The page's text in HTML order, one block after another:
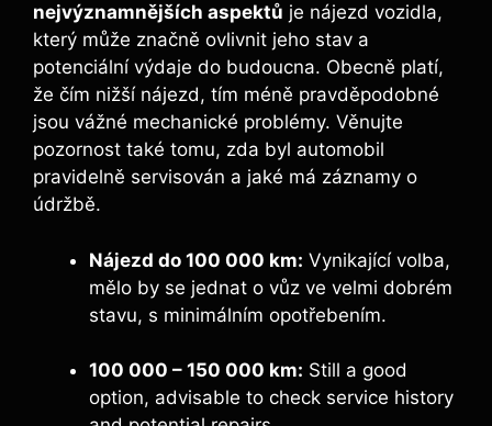
nejvýznamnějších aspektů je nájezd vozidla,
který může značně ovlivnit jeho stav a
potenciální výdaje do budoucna. Obecně platí,
že čím nižší nájezd, tím méně pravděpodobné
jsou vážné mechanické problémy. Věnujte
pozornost také tomu, zda byl automobil
pravidelně servisován a jaké má záznamy o
údržbě.
Nájezd do 100 000 km: Vynikající volba,
mělo by se jednat o vůz ve velmi dobrém
stavu, s minimálním opotřebením.
100 000 – 150 000 km: Still a good
option, advisable to check service history